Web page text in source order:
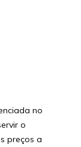
no
o
preços a